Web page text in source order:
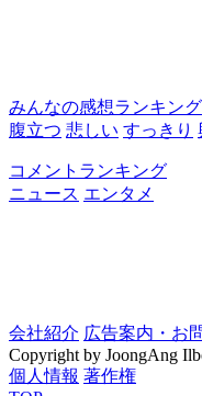
みんなの感想ランキング
腹立つ 悲しい すっきり
コメントランキング
ニュース エンタメ
会社紹介 広告案内・お
Copyright by JoongAng
個人情報 著作権